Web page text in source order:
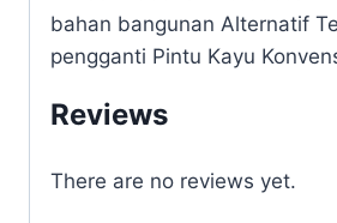
bahan bangunan Alternatif
pengganti Pintu Kayu
Reviews
There are no reviews yet.